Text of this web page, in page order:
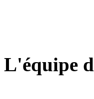
L'équipe